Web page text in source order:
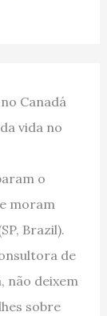
Canadá
vida no
o
moram
Brazil).
de
não deixem
sobre